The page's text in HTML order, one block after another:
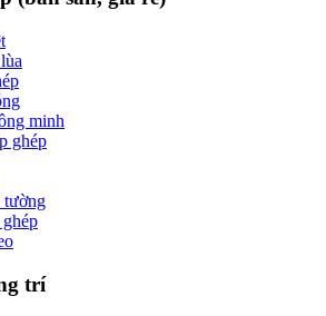
minh
ghép
tường
trí